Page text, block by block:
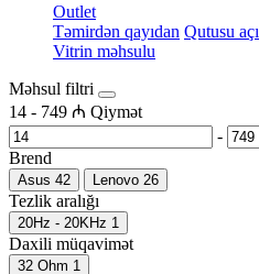
Outlet
Təmirdən qayıdan Qutusu
Vitrin məhsulu
Məhsul filtri
14 - 749 ₼ Qiymət
-
Brend
Asus 42 Lenovo 26
Tezlik aralığı
20Hz - 20KHz 1
Daxili müqavimət
32 Ohm 1